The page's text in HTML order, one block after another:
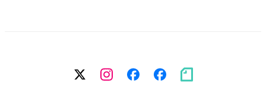
twitter
Instagram
facebook（個
人）
facebook（
務
note